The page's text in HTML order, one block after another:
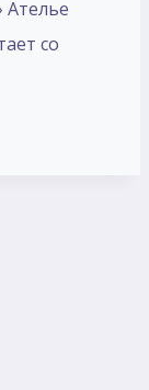
Ателье
со